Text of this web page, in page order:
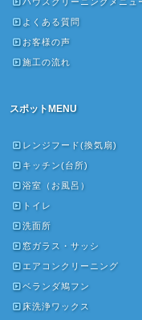
よくある質問
お客様の声
施工の流れ
スポットMENU
レンジフード(換気扇)
キッチン(台所)
浴室（お風呂）
トイレ
洗面所
窓ガラス・サッシ
エアコンクリーニング
ベランダ鳩フン
床洗浄ワックス